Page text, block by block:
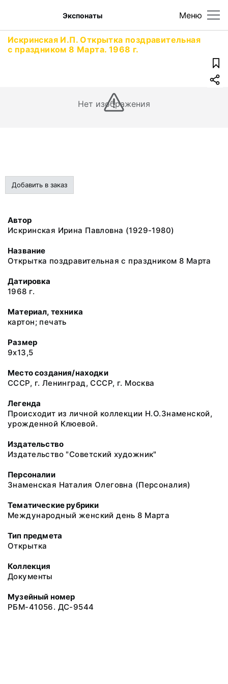
Меню
Экспонаты
Искринская И.П. Открытка поздравительная
с праздником 8 Марта. 1968 г.
Нет изображения
Добавить в заказ
Автор
Искринская Ирина Павловна (1929-1980)
Название
Открытка поздравительная с праздником 8 Марта
Датировка
1968 г.
Материал, техника
картон; печать
Размер
9х13,5
Место создания/находки
СССР, г. Ленинград, СССР, г. Москва
Легенда
Происходит из личной коллекции Н.О.Знаменской,
урожденной Клюевой.
Издательство
Издательство "Советский художник"
Персоналии
Знаменская Наталия Олеговна (Персоналия)
Тематические рубрики
Международный женский день 8 Марта
Тип предмета
Открытка
Коллекция
Документы
Музейный номер
РБМ-41056. ДС-9544